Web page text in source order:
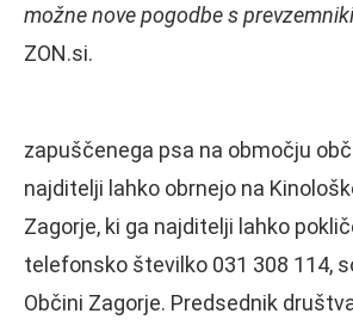
možne nove pogodbe s
ZON.si.
zapuščenega psa na območju
najditelji lahko obrnejo na
Zagorje, ki ga najditelji lahko
telefonsko številko 031 308 114,
Občini Zagorje. Predsednik